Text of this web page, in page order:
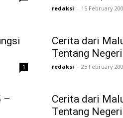
redaksi - 15 February
1
Cerita dari
Tentang
redaksi - 25 February
–
Cerita dari
Tentang